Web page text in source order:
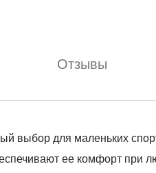
Отзывы
выбор для маленьких
ее комфорт при